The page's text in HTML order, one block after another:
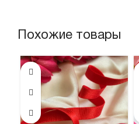
Похожие товары